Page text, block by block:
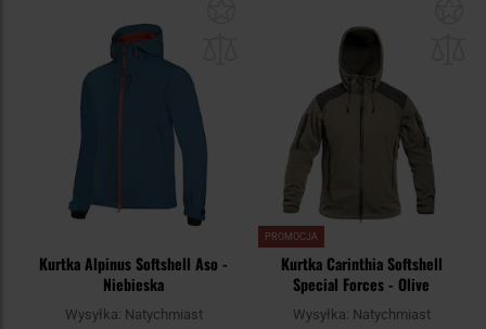
Kurtka Alpinus Softshell Aso -
Niebieska
Wysyłka: Natychmiast
PROMOCJA
Kurtka Carinthia Softshell
Special Forces - Olive
Wysyłka: Natychmiast